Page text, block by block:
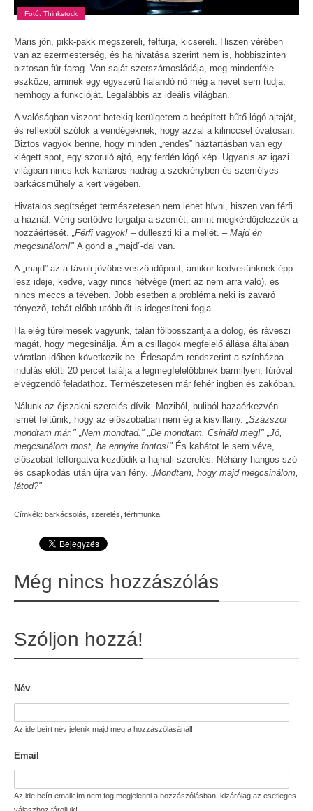
Fotó: Thinkstock
Máris jön, pikk-pakk megszereli, felfúrja, kicseréli. Hiszen vérében
van az ezermesterség, és ha hivatása szerint nem is, hobbiszinten
biztosan fúr-farag. Van saját szerszámosládája, meg mindenféle
eszköze, aminek egy egyszerű halandó nő még a nevét sem tudja,
nemhogy a funkcióját. Legalábbis az ideális világban.
A valóságban viszont hetekig kerülgetem a beépített hűtő lógó ajtaját,
és reflexből szólok a vendégeknek, hogy azzal a kilinccsel óvatosan.
Biztos vagyok benne, hogy minden „rendes” háztartásban van egy
kiégett spot, egy szoruló ajtó, egy ferdén lógó kép. Ugyanis az igazi
világban nincs kék kantáros nadrág a szekrényben és személyes
barkácsműhely a kert végében.
Hivatalos segítséget természetesen nem lehet hívni, hiszen van férfi
a háznál. Vérig sértődve forgatja a szemét, amint megkérdőjelezzük a
hozzáértését. „Férfi vagyok! – dülleszti ki a mellét. – Majd én
megcsinálom!" A gond a „majd”-dal van.
A „majd” az a távoli jövőbe vesző időpont, amikor kedvesünknek épp
lesz ideje, kedve, vagy nincs hétvége (mert az nem arra való), és
nincs meccs a tévében. Jobb esetben a probléma neki is zavaró
tényező, tehát előbb-utóbb őt is idegesíteni fogja.
Ha elég türelmesek vagyunk, talán fölbosszantja a dolog, és ráveszi
magát, hogy megcsinálja. Ám a csillagok megfelelő állása általában
váratlan időben következik be. Édesapám rendszerint a színházba
indulás előtti 20 percet találja a legmegfelelőbbnek bármilyen, fúróval
elvégzendő feladathoz. Természetesen már fehér ingben és zakóban.
Nálunk az éjszakai szerelés dívik. Moziból, buliból hazaérkezvén
ismét feltűnik, hogy az előszobában nem ég a kisvillany. „Százszor
mondtam már." „Nem mondtad." „De mondtam. Csináld meg!" „Jó,
megcsinálom most, ha ennyire fontos!" És kabátot le sem véve,
előszobát felforgatva kezdődik a hajnali szerelés. Néhány hangos szó
és csapkodás után újra van fény. „Mondtam, hogy majd megcsinálom,
látod?"
Címkék: barkácsolás szerelés férfimunka
Még nincs hozzászólás
Szóljon hozzá!
Név
Az ide beírt név jelenik majd meg a hozzászólásánál!
Email
Az ide beírt emailcím nem fog megjelenni a hozzászólásban, kizárólag az esetleges